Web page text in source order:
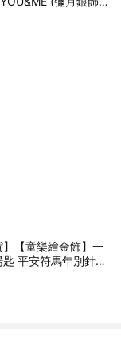
】【童樂繪金飾】一
平安符馬年別針
±0.03 (滿月禮 彌月
安全別針)